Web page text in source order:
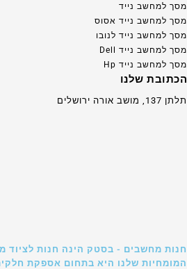
מסך למחשב נייד
מסך למחשב נייד אסוס
מסך למחשב נייד לנובו
מסך למחשב נייד Dell
מסך למחשב נייד Hp
הכתובת שלנו
תלתן 137, מושב אורה ירושלים
חנות מחשבים - בסטק הינה חנות לציוד
המומחיות שלנו היא בתחום אספקת